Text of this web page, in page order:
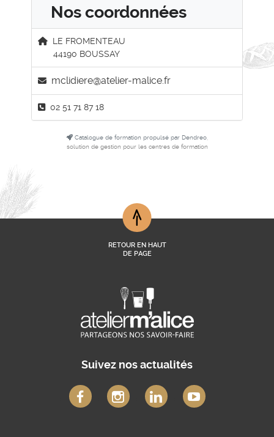
Nos coordonnées
LE FROMENTEAU
44190 BOUSSAY
mclidiere@atelier-malice.fr
02 51 71 87 18
Catalogue de formation propulsé par Dendreo,
solution de gestion pour les centres de formation
Suivez nos actualités
RETOUR EN HAUT
DE PAGE